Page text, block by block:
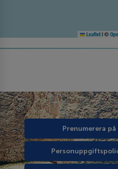
Leaflet | ©
Prenumerera